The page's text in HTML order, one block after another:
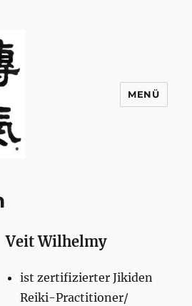
MENÜ
Veit Wilhelmy
ist zertifizierter Jikiden
Reiki-Practitioner/